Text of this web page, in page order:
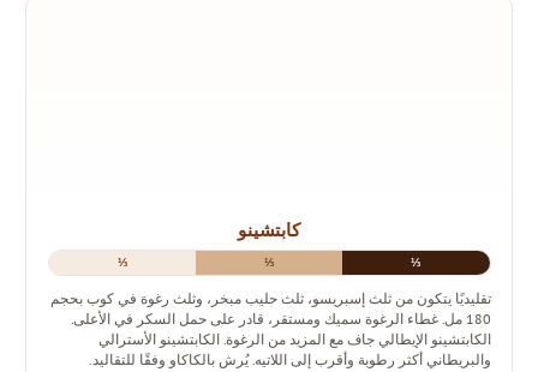
كابتشينو
⅓
⅓
⅓
تقليديًا يتكون من ثلث إسبريسو، ثلث حليب مبخر، وثلث رغوة في كوب بحجم
180 مل. غطاء الرغوة سميك ومستقر، قادر على حمل السكر في الأعلى.
الكابتشينو الإيطالي جاف مع المزيد من الرغوة. الكابتشينو الأسترالي
والبريطاني أكثر رطوبة وأقرب إلى اللاتيه. يُرش بالكاكاو وفقًا للتقاليد.